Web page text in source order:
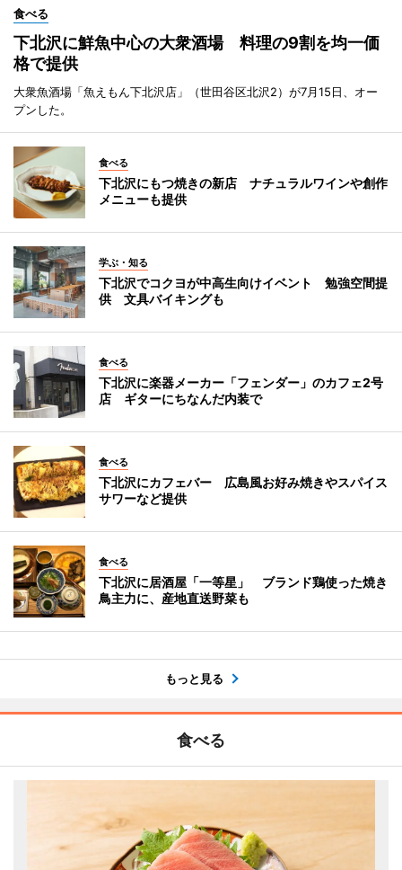
食べる
下北沢に鮮魚中心の大衆酒場 料理の9割を均一価
格で提供
大衆魚酒場「魚えもん下北沢店」（世田谷区北沢2）が7月15日、オー
プンした。
食べる
下北沢にもつ焼きの新店 ナチュラルワインや創作
メニューも提供
学ぶ・知る
下北沢でコクヨが中高生向けイベント 勉強空間提
供 文具バイキングも
食べる
下北沢に楽器メーカー「フェンダー」のカフェ2号
店 ギターにちなんだ内装で
食べる
下北沢にカフェバー 広島風お好み焼きやスパイス
サワーなど提供
食べる
下北沢に居酒屋「一等星」 ブランド鶏使った焼き
鳥主力に、産地直送野菜も
もっと見る
食べる